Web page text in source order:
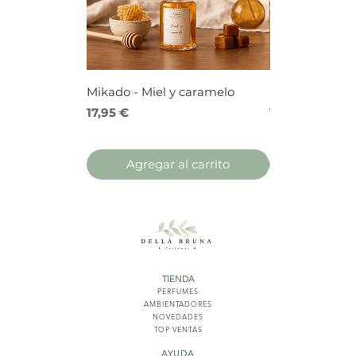
Mikado - Miel y caramelo
Precio
17,95 €
Agregar al carrito
Precio
17,95 €
TIENDA
PERFUMES
AMBIENTADORES
NOVEDADES
TOP VENTAS
AYUDA